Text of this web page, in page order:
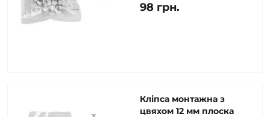
98 грн.
Кліпса монтажна з
цвяхом 12 мм плоска